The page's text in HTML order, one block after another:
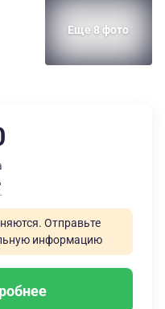
Еще 8 фото
Отправьте
информацию